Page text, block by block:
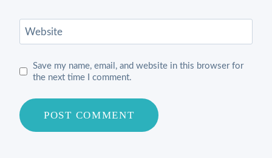
Website
Save my name, email, and website in this browser for
the next time I comment.